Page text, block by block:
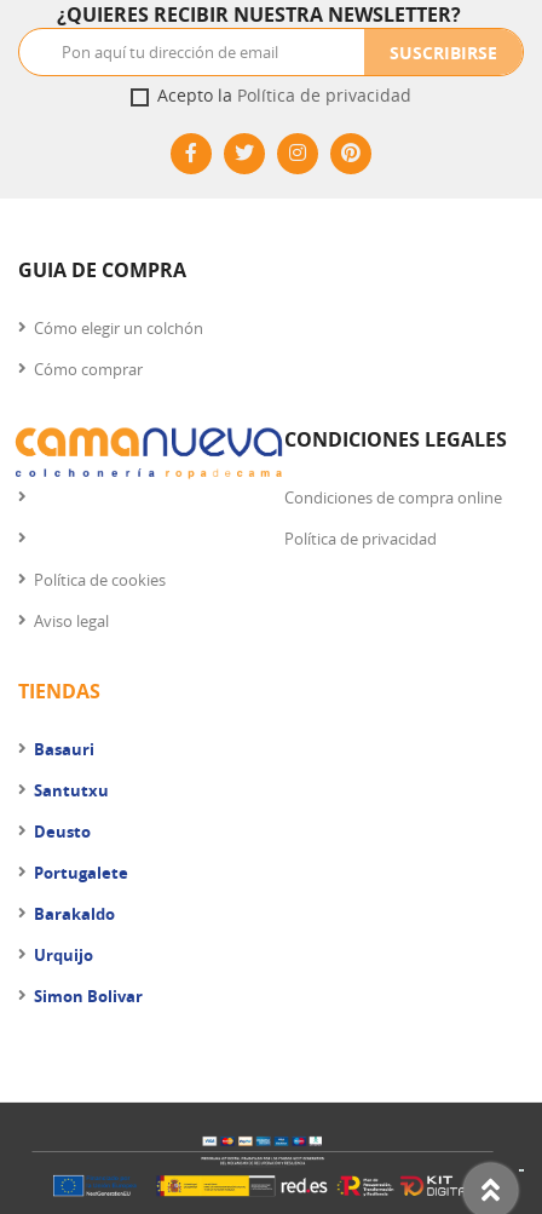
¿QUIERES RECIBIR NUESTRA NEWSLETTER?
SUSCRIBIRSE
Acepto la Política de privacidad
GUIA DE COMPRA
Cómo elegir un colchón
Cómo comprar
CONDICIONES LEGALES
Condiciones de compra online
Política de privacidad
Política de cookies
Aviso legal
TIENDAS
Basauri
Santutxu
Deusto
Portugalete
Barakaldo
Urquijo
Simon Bolivar